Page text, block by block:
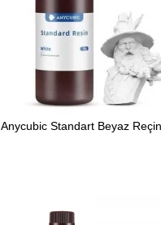
Anycubic Standart Beyaz